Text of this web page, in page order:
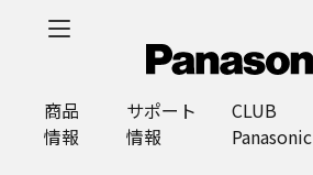
商品
情報
サポート
情報
CLUB
Panasonic